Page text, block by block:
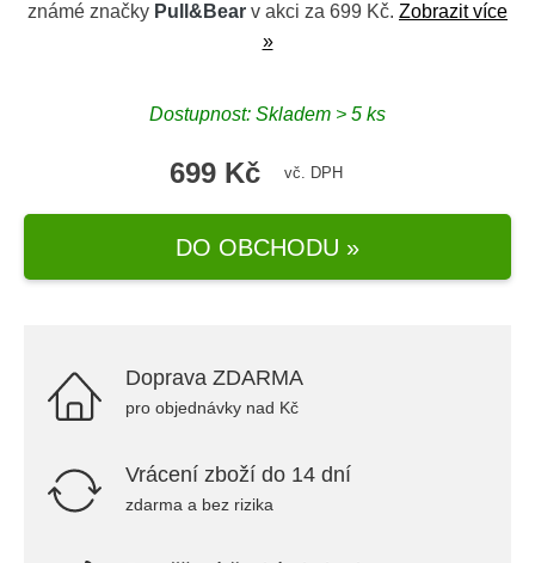
známé značky Pull&Bear v akci za 699 Kč. Zobrazit více
»
Dostupnost: Skladem > 5 ks
699 Kč vč. DPH
DO OBCHODU »
Doprava ZDARMA
pro objednávky nad Kč
Vrácení zboží do 14 dní
zdarma a bez rizika